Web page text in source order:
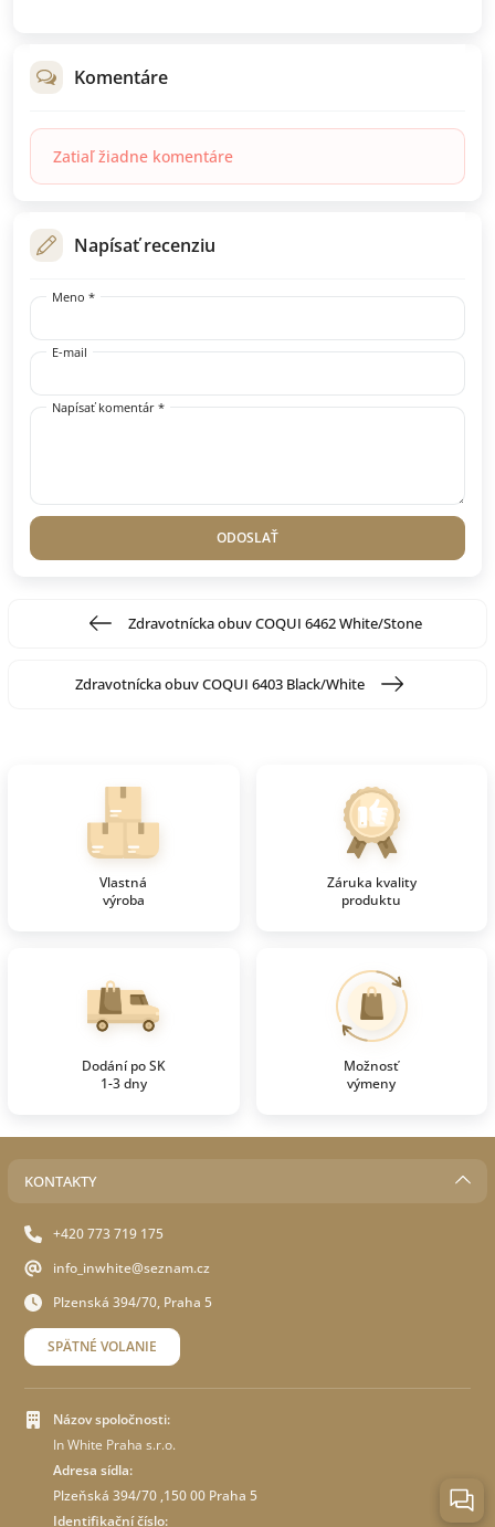
Komentáre
Zatiaľ žiadne komentáre
Napísať recenziu
Meno *
E-mail
Napísať komentár *
ODOSLAŤ
Zdravotnícka obuv COQUI 6462 White/Stone
Zdravotnícka obuv COQUI 6403 Black/White
Vlastná
výroba
Záruka kvality
produktu
Dodání po SK
1-3 dny
Možnosť
výmeny
KONTAKTY
+420 773 719 175
info_inwhite@seznam.cz
Plzenská 394/70, Praha 5
SPÄTNÉ VOLANIE
Názov spoločnosti:
In White Praha s.r.o.
Adresa sídla:
Plzeňská 394/70 ,150 00 Praha 5
Identifikační číslo: